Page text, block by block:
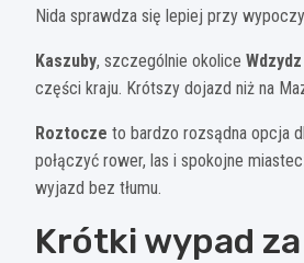
Nida sprawdza się lepiej przy
Kaszuby, szczególnie okolice
części kraju. Krótszy dojazd niż na
Roztocze to bardzo rozsądna opcja
połączyć rower, las i spokojne
wyjazd bez tłumu.
Krótki wypad